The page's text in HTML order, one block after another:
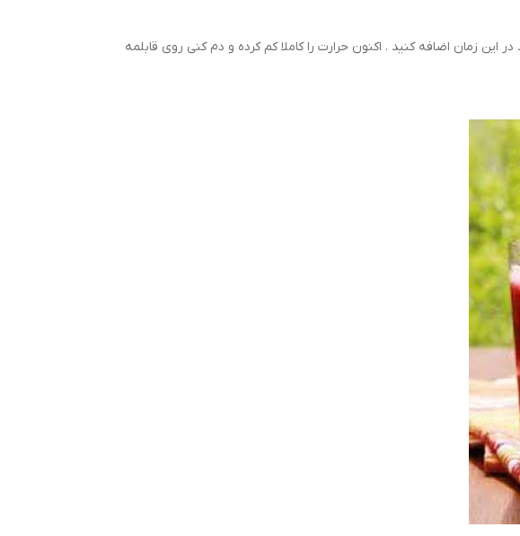
زمان اضافه کنید . اکنون حرارت را کاملا کم کرده و دم کنی روی قابلمه